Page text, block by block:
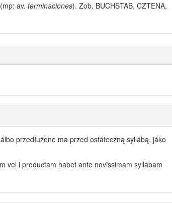
av. terminaciones). Zob. BUCHSTAB, CZTENA,
przedłużone ma przed ostáteczną syllábą, jáko
vel i productam habet ante novissimam syllabam